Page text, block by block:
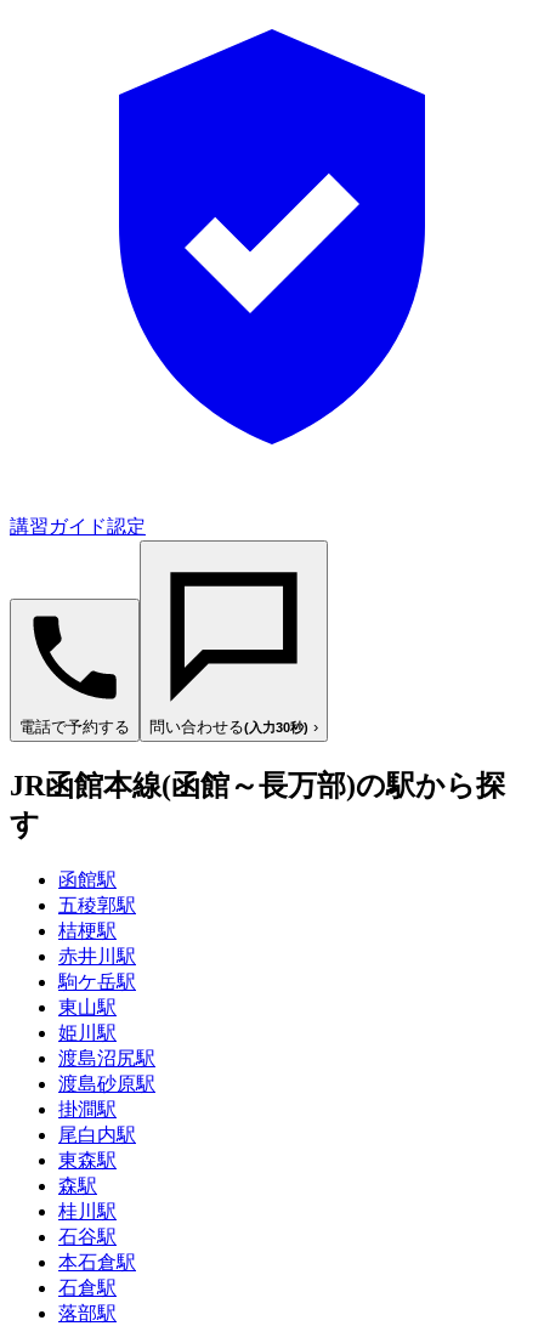
講習ガイド認定
電話で予約する 問い合わせる(入力30秒) ›
JR函館本線(函館～長万部)の駅から探
す
函館駅
五稜郭駅
桔梗駅
赤井川駅
駒ケ岳駅
東山駅
姫川駅
渡島沼尻駅
渡島砂原駅
掛澗駅
尾白内駅
東森駅
森駅
桂川駅
石谷駅
本石倉駅
石倉駅
落部駅